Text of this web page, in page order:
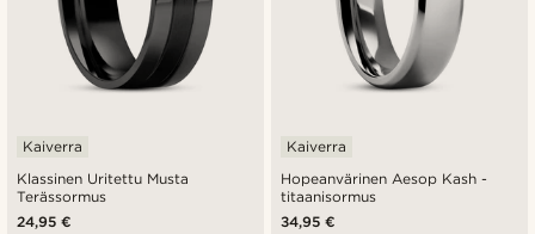
Klassinen Uritettu Musta
Terässormus
Kaiverra
24,95 €
Hopeanvärinen Aesop Kash -
titaanisormus
Kaiverra
34,95 €